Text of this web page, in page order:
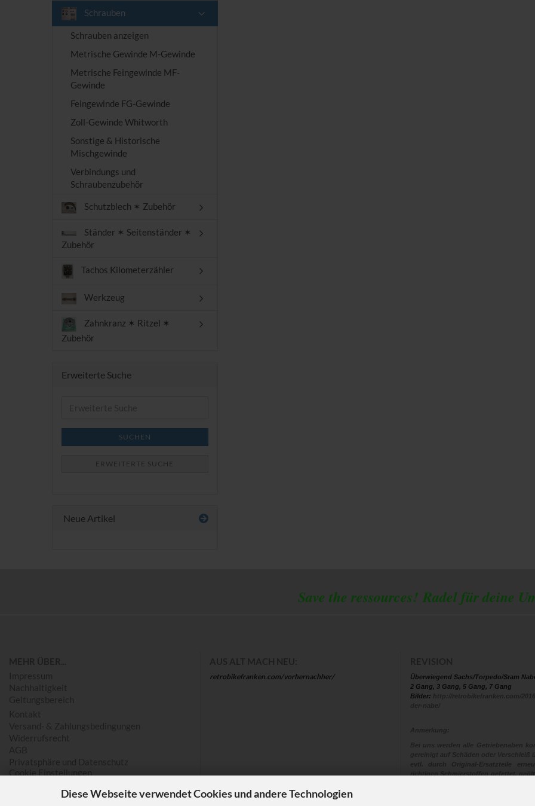
Diese Webseite verwendet Cookies und andere Technologien
Schrauben
Schrauben anzeigen
Metrische Gewinde M-Gewinde
Metrische Feingewinde MF-
Gewinde
Feingewinde FG-Gewinde
Zoll-Gewinde Whitworth
Sonstige & Historische
Mischgewinde
Verbindungs und
Schraubenzubehör
Schutzblech ✶ Zubehör
Ständer ✶ Seitenständer ✶
Zubehör
Tachos Kilometerzähler
Werkzeug
Zahnkranz ✶ Ritzel ✶
Zubehör
Erweiterte Suche
SUCHEN
ERWEITERTE SUCHE
Neue Artikel
Save the ressources! Radel für deine
retrobikefranken.com/vorhernachher/
Überwiegend Sachs/Torpedo/Sram
2 Gang, 3 Gang, 5 Gang, 7 Gang
Bilder: